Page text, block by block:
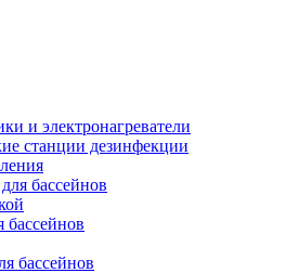
и электронагреватели
станции дезинфекции
бассейнов
бассейнов
бассейнов